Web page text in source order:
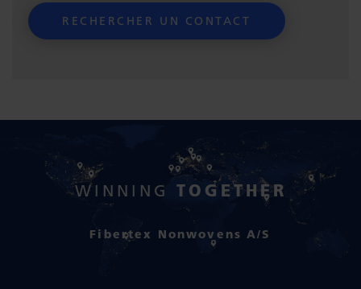
WINNING TOGETHER
Fibertex Nonwovens A/S